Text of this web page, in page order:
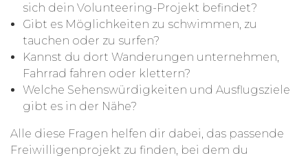
sich dein Volunteering-Projekt befindet?
Gibt es Möglichkeiten zu schwimmen, zu
tauchen oder zu surfen?
Kannst du dort Wanderungen unternehmen,
Fahrrad fahren oder klettern?
Welche Sehenswürdigkeiten und Ausflugsziele
gibt es in der Nähe?
Alle diese Fragen helfen dir dabei, das passende
Freiwilligenprojekt zu finden, bei dem du